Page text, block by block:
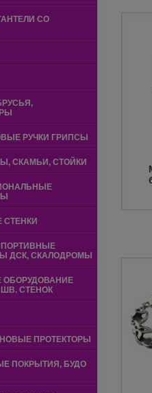
СО
РУЧКИ ГРИПСЫ
СКАМЬИ, СТОЙКИ
СТЕНКИ
ДСК, СКАЛОДРОМЫ
ОБОРУДОВАНИЕ
СТЕНОК
ПРОТЕКТОРЫ
ПОКРЫТИЯ, БУДО